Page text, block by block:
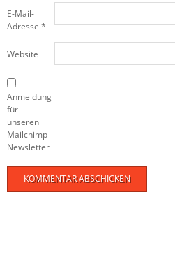
E-Mail-
Adresse *
Website
Anmeldung
für
unseren
Mailchimp
Newsletter